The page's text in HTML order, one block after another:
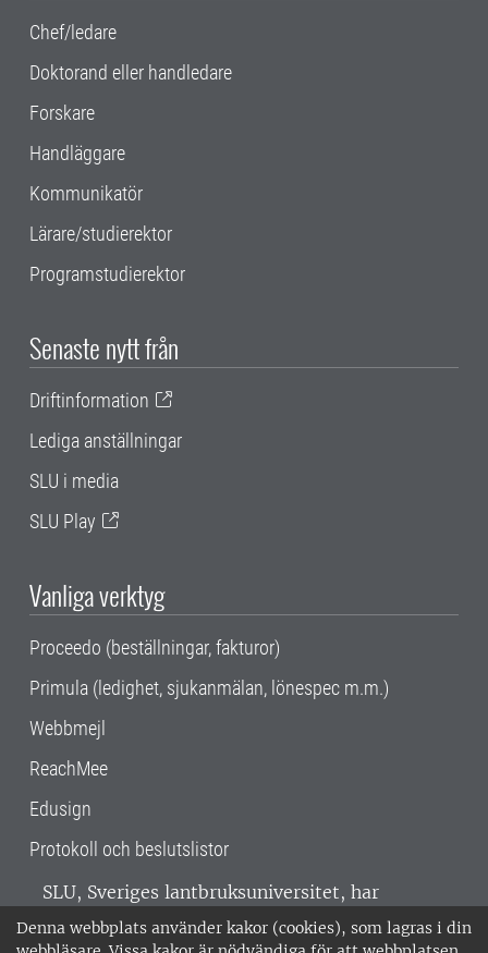
Denna webbplats använder kakor (cookies), som lagras i din
Chef/ledare
Doktorand eller handledare
Forskare
Handläggare
Kommunikatör
Lärare/studierektor
Programstudierektor
Senaste nytt från
Driftinformation
Lediga anställningar
SLU i media
SLU Play
Vanliga verktyg
Proceedo (beställningar, fakturor)
Primula (ledighet, sjukanmälan, lönespec m.m.)
Webbmejl
ReachMee
Edusign
Protokoll och beslutslistor
SLU, Sveriges lantbruksuniversitet, har
verksamhet över hela Sverige. Huvudorter är
Alnarp, Uppsala och Umeå.SLU är